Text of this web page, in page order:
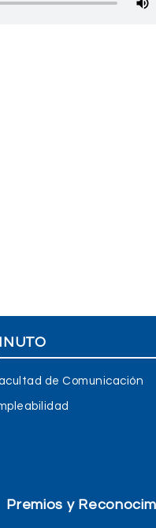
de Comunicación
Premios y